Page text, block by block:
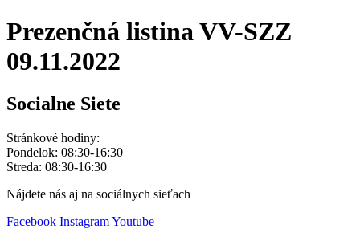
Prezenčná listina VV-SZZ
09.11.2022
Socialne Siete
Stránkové hodiny:
Pondelok: 08:30-16:30
Streda: 08:30-16:30
Nájdete nás aj na sociálnych sieťach
Facebook InstagramYoutube